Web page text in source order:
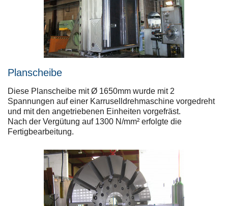
Planscheibe
Diese Planscheibe mit Ø 1650mm wurde mit 2
Spannungen auf einer Karruselldrehmaschine vorgedreht
und mit den angetriebenen Einheiten vorgefräst.
Nach der Vergütung auf 1300 N/mm² erfolgte die
Fertigbearbeitung.